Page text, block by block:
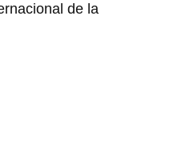
de la